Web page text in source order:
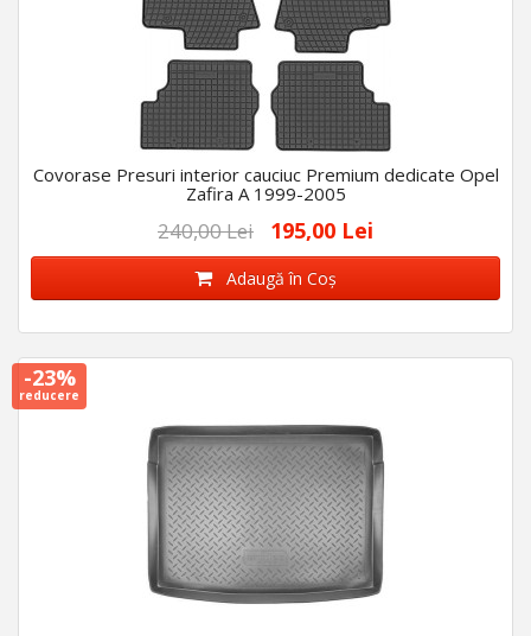
Covorase Presuri interior cauciuc Premium dedicate Opel
Zafira A 1999-2005
240,00 Lei 195,00 Lei
Adaugă în Coş
-23%
reducere